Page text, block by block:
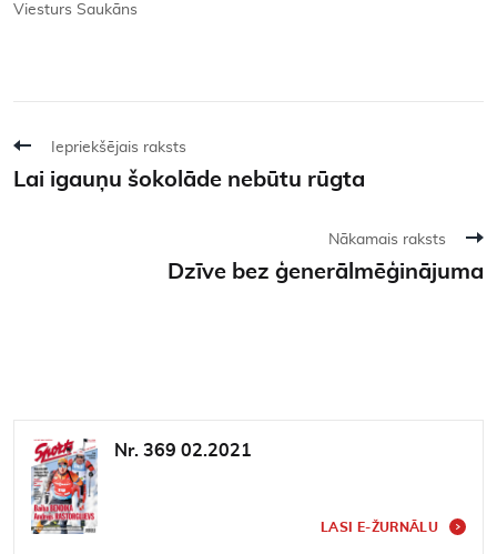
Viesturs Saukāns
Iepriekšējais raksts
Lai igauņu šokolāde nebūtu rūgta
Nākamais raksts
Dzīve bez ģenerālmēģinājuma
Nr. 369 02.2021
LASI E-ŽURNĀLU